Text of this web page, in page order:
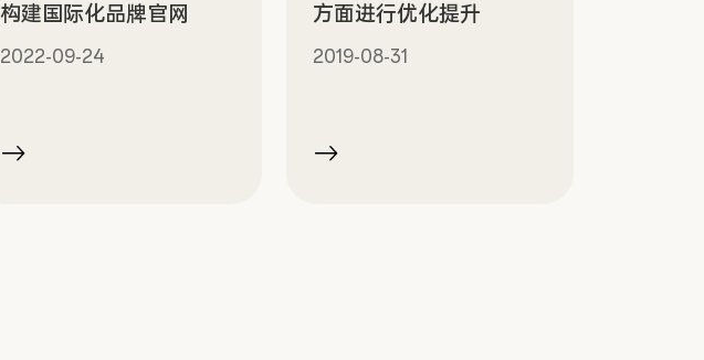
构建国际化品牌官网
2022-09-24
方面进行优化提升
2019-08-31